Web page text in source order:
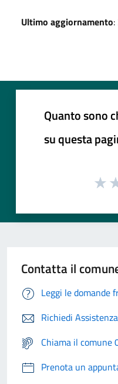
Ultimo aggiornamento
Quanto sono
su questa
Contatta il
Leggi le domande
Richiedi Assistenza
Chiama il comune
Prenota un